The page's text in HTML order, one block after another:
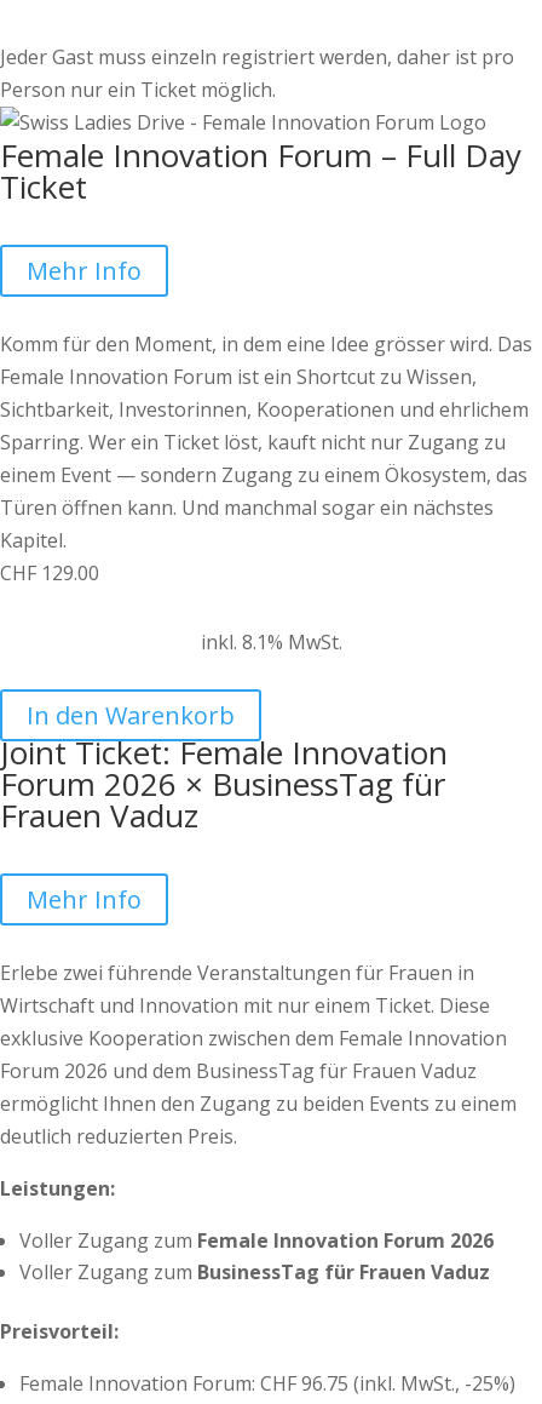
Jeder Gast muss einzeln registriert werden, daher ist pro
Person nur ein Ticket möglich.
Female Innovation Forum – Full Day
Ticket
Mehr Info
Komm für den Moment, in dem eine Idee grösser wird. Das
Female Innovation Forum ist ein Shortcut zu Wissen,
Sichtbarkeit, Investorinnen, Kooperationen und ehrlichem
Sparring. Wer ein Ticket löst, kauft nicht nur Zugang zu
einem Event — sondern Zugang zu einem Ökosystem, das
Türen öffnen kann. Und manchmal sogar ein nächstes
Kapitel.
CHF 129.00
inkl. 8.1% MwSt.
In den Warenkorb
Joint Ticket: Female Innovation
Forum 2026 × BusinessTag für
Frauen Vaduz
Mehr Info
Erlebe zwei führende Veranstaltungen für Frauen in
Wirtschaft und Innovation mit nur einem Ticket. Diese
exklusive Kooperation zwischen dem Female Innovation
Forum 2026 und dem BusinessTag für Frauen Vaduz
ermöglicht Ihnen den Zugang zu beiden Events zu einem
deutlich reduzierten Preis.
Leistungen:
Voller Zugang zum Female Innovation Forum 2026
Voller Zugang zum BusinessTag für Frauen Vaduz
Preisvorteil:
Female Innovation Forum: CHF 96.75 (inkl. MwSt., -25%)